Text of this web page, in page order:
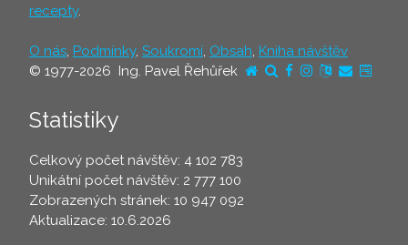
recepty.
O nás, Podmínky, Soukromí, Obsah, Kniha návštěv
© 1977-2026 Ing. Pavel Řehůřek
Statistiky
Celkový počet návštěv: 4 102 783
Unikátní počet návštěv: 2 777 100
Zobrazených stránek: 10 947 092
Aktualizace: 10.6.2026